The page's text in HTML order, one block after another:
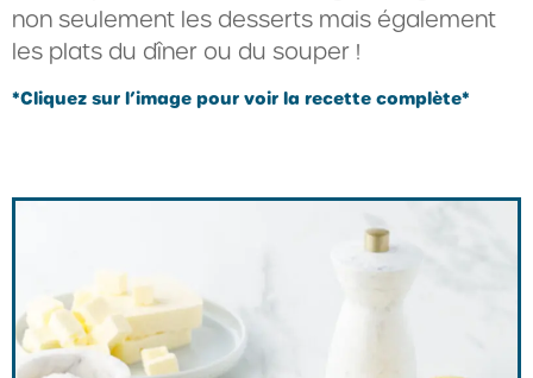
non seulement les desserts mais également
les plats du dîner ou du souper !
*Cliquez sur l’image pour voir la recette complète*